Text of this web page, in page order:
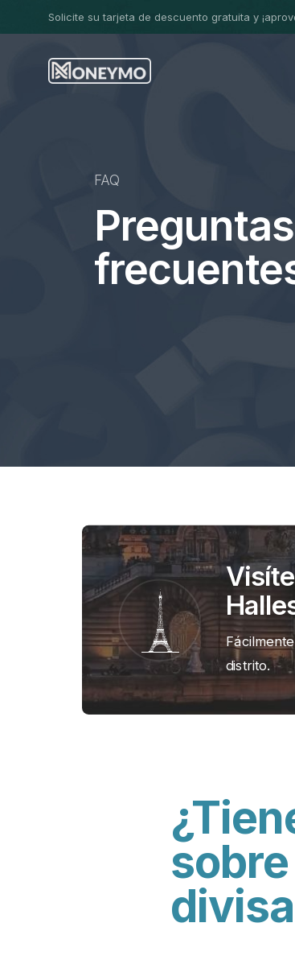
Solicite su tarjeta de descuento gratuita y
FAQ
Preguntas
distrito.